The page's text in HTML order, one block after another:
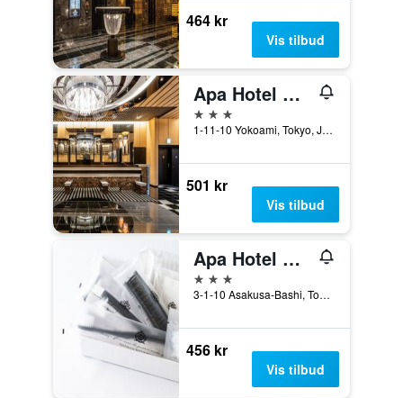
464 kr
Vis tilbud
Apa Hotel & Resort Ryogoku Ekimae Tower
3 stjerner
1-11-10 Yokoami, Tokyo, Japan
501 kr
Vis tilbud
Apa Hotel Asakusabashi Ekikita
3 stjerner
3-1-10 Asakusa-Bashi, Tokyo, Japan
456 kr
Vis tilbud